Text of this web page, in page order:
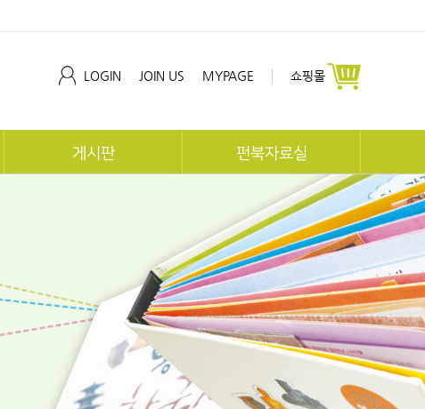
LOGIN JOIN US MYPAGE 쇼핑몰
게시판
개발문의
체험후기
펀북자료실
펀북역사
펀북생태
지사 자료실